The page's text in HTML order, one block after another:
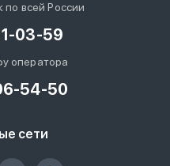
по всей России
03-59
оператора
54-50
сети